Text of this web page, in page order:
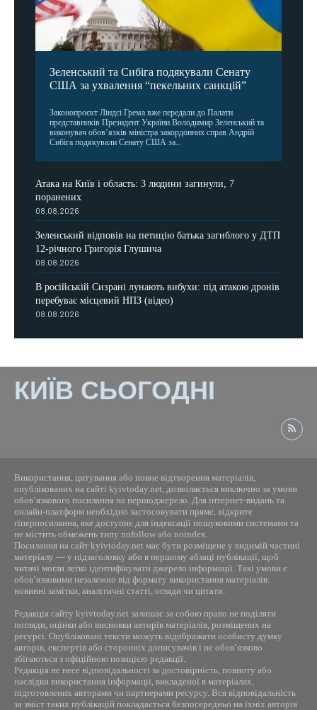
Зеленський та Сибіга подякували Сенату
США за ухвалення “пекельних санкцій”
Законопроєкт Ліндсі Грема вже передали до Палати
представників Президент України Володимир Зеленський та
виконувач обов’язків міністра закордонних справ Андрій
Сибіга подякували Сенату США за...
Атака на Київ і область: 3 людини загинули, 7
поранених
08.08.2026
Зеленський відповів на петицію батька загиблого у ДТП
12-річного Григорія Глушича
08.08.2026
В російській Сизрані лунають вибухи: під атакою дронів
перебуває місцевий НПЗ (відео)
08.08.2026
КИЇВ СЬОГОДНІ
Використання, цитування або повне відтворення матеріалів,
опублікованих на сайті kyivtoday.net, дозволяється виключно за умови
обов’язкового посилання на першоджерело. Для інтернет-видань та
онлайн-платформ необхідно застосовувати пряме, відкрите
гіперпосилання, яке доступне для індексації пошуковими системами та
не містить обмежень типу nofollow або noindex.
Посилання на сайт kyivtoday.net має бути розміщене у видимій частині
матеріалу — у підзаголовку або в першому абзаці публікації, щоб
читачі могли легко ідентифікувати джерело інформації. Такі умови є
обов’язковими незалежно від формату використання матеріалів:
новинні замітки, аналітичні статті, огляди чи цитати.
Редакція сайту kyivtoday.net залишає за собою право не поділяти
погляди, оцінки або висновки авторів матеріалів, розміщених на
ресурсі. Опубліковані тексти можуть відображати особисту думку
авторів, експертів або сторонніх дописувачів і не обов’язково
збігаються з офіційною позицією редакції.
Редакція не несе відповідальності за достовірність, повноту або
наслідки використання інформації, викладеної в матеріалах,
підготовлених авторами чи партнерами ресурсу. Вся відповідальність
за зміст таких публікацій покладається безпосередньо на їхніх авторів